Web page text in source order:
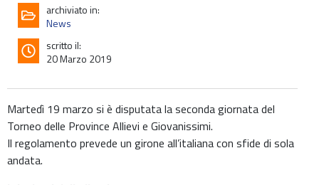
archiviato in:
News
scritto il:
20 Marzo 2019
Martedì 19 marzo si è disputata la seconda giornata del
Torneo delle Province Allievi e Giovanissimi.
Il regolamento prevede un girone all’italiana con sfide di sola
andata.